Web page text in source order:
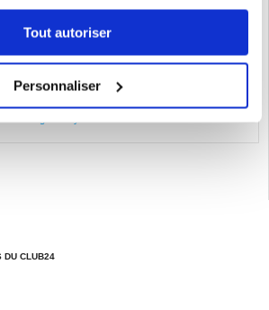
Tout autoriser
Personnaliser
et facile à appliquer sur votre téléphone
Galaxy S26+
téléphone,Verre trempé,Verre trempé
DU CLUB24